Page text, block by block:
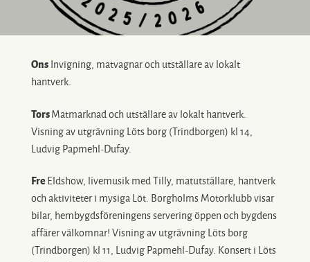
OnsInvigning, matvagnar och utställare av lokalt
hantverk.
Tors Matmarknad och utställare av lokalt hantverk.
Visning av utgrävning Löts borg (Trindborgen) kl 14,
Ludvig Papmehl-Dufay.
Fre Eldshow, livemusik med Tilly, matutställare, hantverk
och aktiviteter i mysiga Löt. Borgholms Motorklubb visar
bilar, hembygdsföreningens servering öppen och bygdens
affärer välkomnar! Visning av utgrävning Löts borg
(Trindborgen) kl 11, Ludvig Papmehl-Dufay. Konsert i Löts